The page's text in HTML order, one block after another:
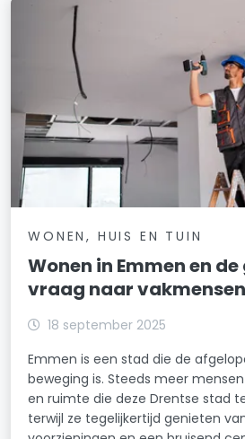
WONEN, HUIS EN TUIN
Wonen in Emmen en
vraag naar vakmensen
18 september 2025
Emmen is een stad die de
beweging is. Steeds meer
en ruimte die deze Drentse stad
terwijl ze tegelijkertijd genieten